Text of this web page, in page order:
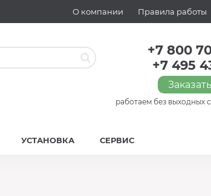
О компании Правила работы
+7 800
+7 495
работаем без выходных
УСТАНОВКА СЕРВИС